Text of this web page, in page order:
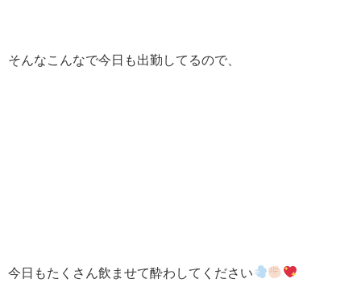
そんなこんなで今日も出勤してるので、
今日もたくさん飲ませて酔わしてください